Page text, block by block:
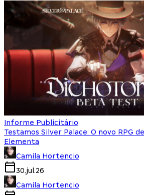
Informe Publicitário
Testamos Silver Palace: O novo RPG
Elementa
Camila Hortencio
30.jul.26
Camila Hortencio